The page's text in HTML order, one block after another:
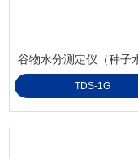
TDS-1G